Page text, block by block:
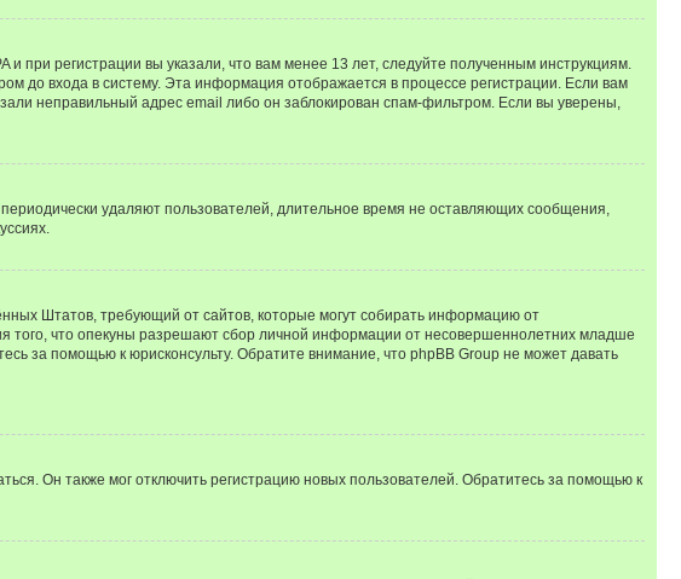
при регистрации вы указали, что вам менее 13 лет, следуйте полученным инструкциям.
до входа в систему. Эта информация отображается в процессе регистрации. Если вам
неправильный адрес email либо он заблокирован спам-фильтром. Если вы уверены,
удаляют пользователей, длительное время не оставляющих сообщения,
Штатов, требующий от сайтов, которые могут собирать информацию от
того, что опекуны разрешают сбор личной информации от несовершеннолетних младше
за помощью к юрисконсульту. Обратите внимание, что phpBB Group не может давать
Он также мог отключить регистрацию новых пользователей. Обратитесь за помощью к